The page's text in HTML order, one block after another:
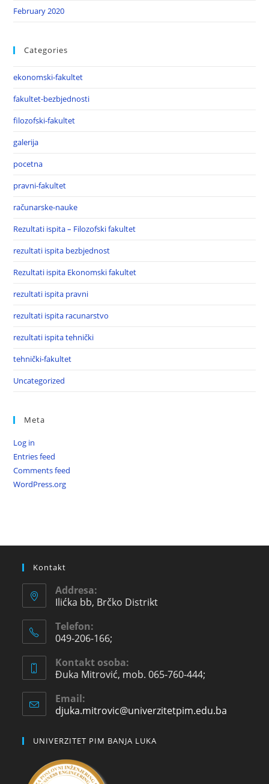
February 2020
Categories
ekonomski-fakultet
fakultet-bezbjednosti
filozofski-fakultet
galerija
pocetna
pravni-fakultet
računarske-nauke
Rezultati ispita – Filozofski fakultet
rezultati ispita bezbjednost
Rezultati ispita Ekonomski fakultet
rezultati ispita pravni
rezultati ispita racunarstvo
rezultati ispita tehnički
tehnički-fakultet
Uncategorized
Meta
Log in
Entries feed
Comments feed
WordPress.org
Kontakt
Addresa:
Ilićka bb, Brčko Distrikt
Telefon:
049-206-166;
Kontakt osoba:
Đuka Mitrović, mob. 065-760-444;
Email:
djuka.mitrovic@univerzitetpim.edu.ba
UNIVERZITET PIM BANJA LUKA